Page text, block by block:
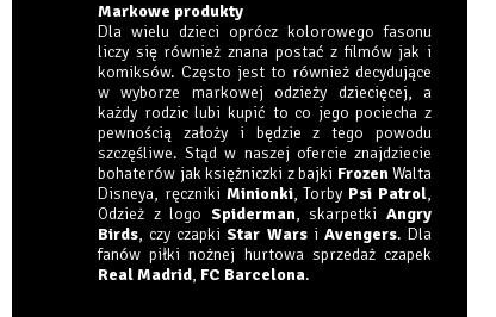
Markowe produkty
Dla wielu dzieci oprócz kolorowego fasonu
liczy się również znana postać z filmów jak i
komiksów. Często jest to również decydujące
w wyborze markowej odzieży dziecięcej, a
każdy rodzic lubi kupić to co jego pociecha z
pewnością założy i będzie z tego powodu
szczęśliwe. Stąd w naszej ofercie znajdziecie
bohaterów jak księżniczki z bajki FrozenWalta
Disneya, ręczniki Minionki, Torby Psi Patrol,
Odzież z logo Spiderman, skarpetkiAngry
Birds, czy czapkiStar Warsi Avengers. Dla
fanów piłki nożnej hurtowa sprzedaż czapek
Real Madrid, FC Barcelona.